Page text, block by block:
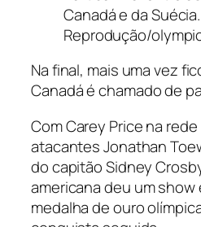
Canadá e da
Reprodução/
Na final, mais uma vez
Canadá é chamado de
Com Carey Price na
atacantes Jonathan
do capitão Sidney
americana deu um
medalha de ouro